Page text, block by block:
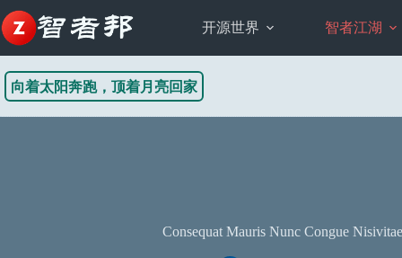
至
内
开源世界 智者江湖
向着太阳奔跑，顶着月亮回家
Consequat Mauris Nunc Congue